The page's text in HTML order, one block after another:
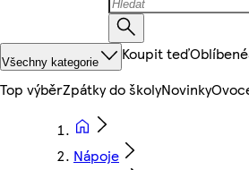
Všechny kategorie Koupit teďOblíbené
Top výběrZpátky do školyNovinky
Nápoje